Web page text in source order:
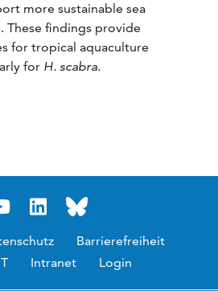
more sustainable sea
These findings provide
for tropical aquaculture
for H. scabra.
Barrierefreiheit
Intranet Login